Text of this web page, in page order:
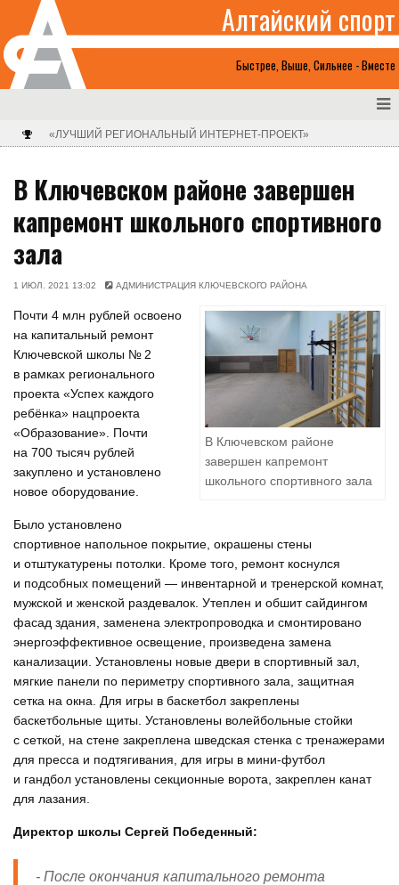
Быстрее, Выше, Сильнее - Вместе
Алтайский спорт
«ЛУЧШИЙ РЕГИОНАЛЬНЫЙ ИНТЕРНЕТ-ПРОЕКТ»
В Ключевском районе завершен
капремонт школьного спортивного
зала
1 ИЮЛ. 2021 13:02 АДМИНИСТРАЦИЯ КЛЮЧЕВСКОГО РАЙОНА
В Ключевском районе
завершен капремонт
школьного спортивного зала
Почти 4 млн рублей освоено
на капитальный ремонт
Ключевской школы № 2
в рамках регионального
проекта «Успех каждого
ребёнка» нацпроекта
«Образование». Почти
на 700 тысяч рублей
закуплено и установлено
новое оборудование.
Было установлено
спортивное напольное покрытие, окрашены стены
и отштукатурены потолки. Кроме того, ремонт коснулся
и подсобных помещений — инвентарной и тренерской комнат,
мужской и женской раздевалок. Утеплен и обшит сайдингом
фасад здания, заменена электропроводка и смонтировано
энергоэффективное освещение, произведена замена
канализации. Установлены новые двери в спортивный зал,
мягкие панели по периметру спортивного зала, защитная
сетка на окна. Для игры в баскетбол закреплены
баскетбольные щиты. Установлены волейбольные стойки
с сеткой, на стене закреплена шведская стенка с тренажерами
для пресса и подтягивания, для игры в мини-футбол
и гандбол установлены секционные ворота, закреплен канат
для лазания.
Директор школы Сергей Победенный:
- После окончания капитального ремонта